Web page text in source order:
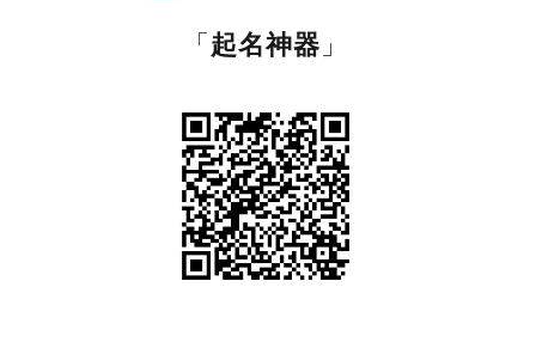
「起名神器 」